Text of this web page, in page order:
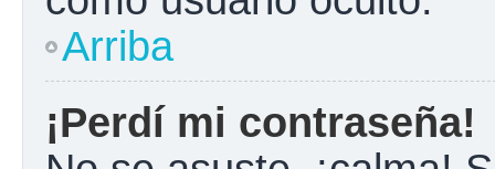
Arriba
¡Perdí mi contraseña!